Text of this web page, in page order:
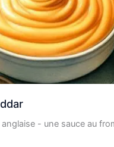
- une sauce au